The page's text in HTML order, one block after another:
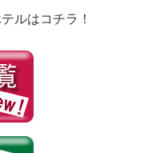
ルはコチラ！